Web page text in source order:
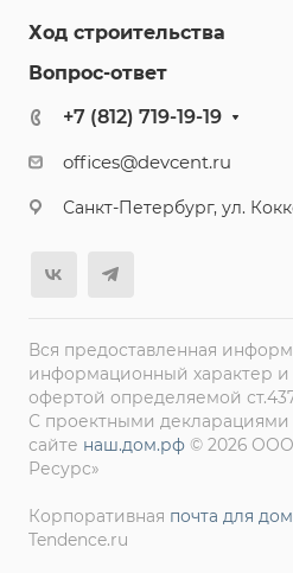
Ход строительства
Вопрос-ответ
+7 (812) 719-19-19
offices@devcent.ru
Санкт-Петербург, ул.
Вся предоставленная
информационный характер и
офертой определяемой
С проектными декларациями
сайте наш.дом.рф © 2026 ООО
Ресурс»
Корпоративная почта для
Tendence.ru